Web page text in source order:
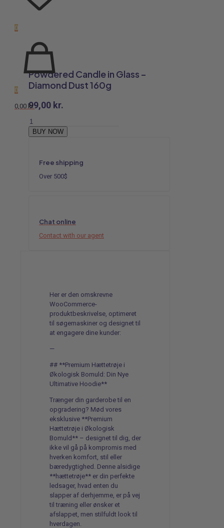
0
0
0,00 kr.
Powdered Candle in Glass –
Diamond Dust 160g
99,00 kr.
Powdered
Candle
Dust
BUY NOW
Free shipping
Over 500$
Chat online
Contact with our agent
Her er den omskrevne
WooCommerce-
produktbeskrivelse, optimeret
til søgemaskiner og designet til
at engagere dine kunder:
—
## **Premium Hættetrøje i
Økologisk Bomuld: Din Nye
Ultimative Hoodie**
Trænger din garderobe til en
opgradering? Mød vores
eksklusive **Premium
Hættetrøje i Økologisk
Bomuld** – designet til dig, der
ikke vil gå på kompromis med
hverken komfort, stil eller
bæredygtighed. Denne alsidige
**hættetrøje** er din perfekte
ledsager, hvad enten du
slapper af derhjemme, er på vej
til træning eller ønsker et
afslappet, men stilfuldt look til
hverdagen.